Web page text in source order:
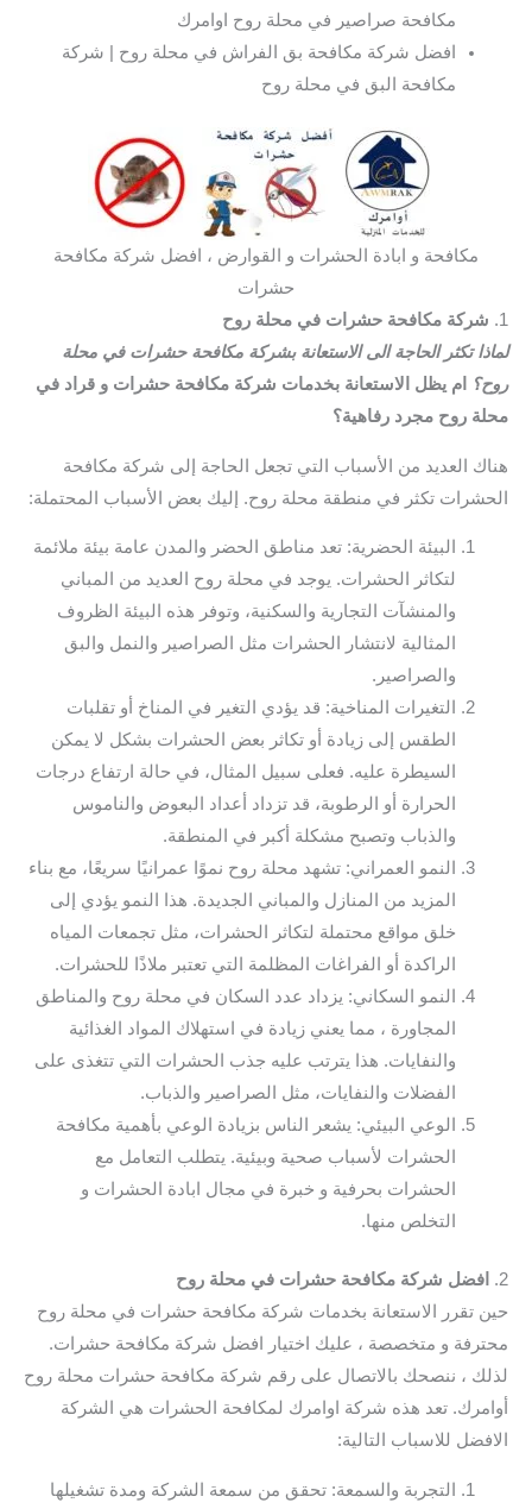
مكافحة صراصير في محلة روح اوامرك
افضل شركة مكافحة بق الفراش في محلة روح | شركة
مكافحة البق في محلة روح
مكافحة و ابادة الحشرات و القوارض ، افضل شركة مكافحة
حشرات
1.
شركة مكافحة حشرات في محلة روح
لماذا تكثر الحاجة الى الاستعانة بشركة مكافحة حشرات في محلة
روح؟
ام يظل الاستعانة بخدمات شركة مكافحة حشرات و قراد في
محلة روح مجرد رفاهية؟
هناك العديد من الأسباب التي تجعل الحاجة إلى شركة مكافحة
الحشرات تكثر في منطقة محلة روح. إليك بعض الأسباب المحتملة:
البيئة الحضرية: تعد مناطق الحضر والمدن عامة بيئة ملائمة
لتكاثر الحشرات. يوجد في محلة روح العديد من المباني
والمنشآت التجارية والسكنية، وتوفر هذه البيئة الظروف
المثالية لانتشار الحشرات مثل الصراصير والنمل والبق
والصراصير.
التغيرات المناخية: قد يؤدي التغير في المناخ أو تقلبات
الطقس إلى زيادة أو تكاثر بعض الحشرات بشكل لا يمكن
السيطرة عليه. فعلى سبيل المثال، في حالة ارتفاع درجات
الحرارة أو الرطوبة، قد تزداد أعداد البعوض والناموس
والذباب وتصبح مشكلة أكبر في المنطقة.
النمو العمراني: تشهد محلة روح نموًا عمرانيًا سريعًا، مع بناء
المزيد من المنازل والمباني الجديدة. هذا النمو يؤدي إلى
خلق مواقع محتملة لتكاثر الحشرات، مثل تجمعات المياه
الراكدة أو الفراغات المظلمة التي تعتبر ملاذًا للحشرات.
النمو السكاني: يزداد عدد السكان في محلة روح والمناطق
المجاورة ، مما يعني زيادة في استهلاك المواد الغذائية
والنفايات. هذا يترتب عليه جذب الحشرات التي تتغذى على
الفضلات والنفايات، مثل الصراصير والذباب.
الوعي البيئي: يشعر الناس بزيادة الوعي بأهمية مكافحة
الحشرات لأسباب صحية وبيئية. يتطلب التعامل مع
الحشرات بحرفية و خبرة في مجال ابادة الحشرات و
التخلص منها.
2.
افضل شركة مكافحة حشرات في محلة روح
حين تقرر الاستعانة بخدمات شركة مكافحة حشرات في محلة روح
محترفة و متخصصة ، عليك اختيار افضل شركة مكافحة حشرات.
لذلك ، ننصحك بالاتصال على رقم شركة مكافحة حشرات محلة روح
أوامرك. تعد هذه شركة اوامرك لمكافحة الحشرات هي الشركة
الافضل للاسباب التالية:
التجربة والسمعة: تحقق من سمعة الشركة ومدة تشغيلها